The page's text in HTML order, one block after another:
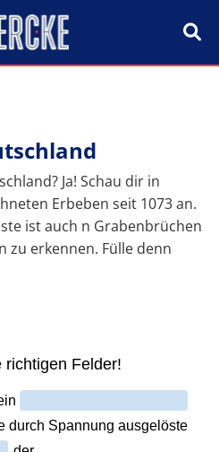
Ja! Schau dir in
Erbeben seit 1073 an.
ist auch n Grabenbrüchen
zu erkennen. Fülle denn